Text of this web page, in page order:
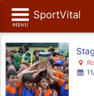
SportVital